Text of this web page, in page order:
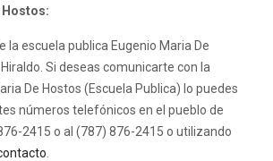
Hostos:
la escuela publica Eugenio Maria De
Si deseas comunicarte con la
De Hostos (Escuela Publica) lo puedes
números telefónicos en el pueblo de
2415 o al (787) 876-2415 o utilizando